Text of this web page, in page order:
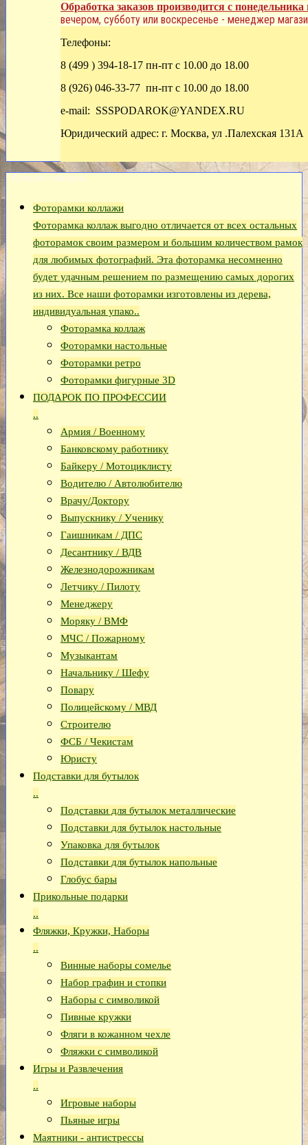
Обработка заказов производится с
вечером, субботу или воскресенье - менеджер
Телефоны:
8 (499 ) 394-18-17 пн-пт с 10.00 до 18.00
8 (926) 046-33-77 пн-пт с 10.00 до 18.00
e-mail: SSSPODAROK@YANDEX.RU
Юридический адрес: г. Москва, ул .Палехская 131А
Каталог товаров
Фоторамки коллажи
Фоторамка коллаж выгодно отличается от всех остальных
фоторамок своим размером и большим количеством рамок
для любимых фотографий. Эта фоторамка несомненно
будет удачным решением по размещению самых дорогих
из них. Все наши фоторамки изготовлены из дерева,
индивидуальная упако..
Фоторамка коллаж
Фоторамки настольные
Фоторамки ретро
Фоторамки фигурные 3D
ПОДАРОК ПО ПРОФЕССИИ
..
Армия / Военному
Банковскому работнику
Байкеру / Мотоциклисту
Водителю / Автолюбителю
Врачу/Доктору
Выпускнику / Ученику
Гаишникам / ДПС
Десантнику / ВДВ
Железнодорожникам
Летчику / Пилоту
Менеджеру
Моряку / ВМФ
МЧС / Пожарному
Музыкантам
Начальнику / Шефу
Повару
Полицейскому / МВД
Строителю
ФСБ / Чекистам
Юристу
Подставки для бутылок
..
Подставки для бутылок металлические
Подставки для бутылок настольные
Упаковка для бутылок
Подставки для бутылок напольные
Глобус бары
Прикольные подарки
..
Фляжки, Кружки, Наборы
..
Винные наборы сомелье
Набор графин и стопки
Наборы с символикой
Пивные кружки
Фляги в кожанном чехле
Фляжки с символикой
Игры и Развлечения
..
Игровые наборы
Пьяные игры
Маятники - антистрессы